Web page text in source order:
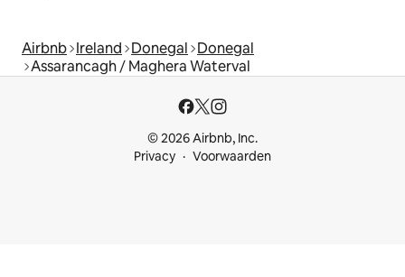
Airbnb Ireland Donegal Donegal
Assarancagh / Maghera Waterval
© 2026 Airbnb, Inc.
Privacy
Voorwaarden